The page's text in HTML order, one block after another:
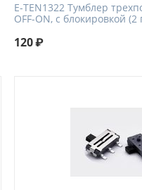
E-TEN1322 Тумблер
OFF-ON, с блокировкой
120₽